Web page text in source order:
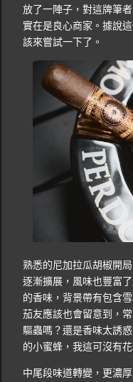
放了一陣子，對這牌筆
實在是良心商家。據說
該來嘗試一下了。
熟悉的尼加拉瓜胡椒開
逐漸擴展，風味也豐富
的香味，背景帶有包含
茄友應該也會留意到，
驅蟲嗎？還是香味太誘
的小蜜蜂，我這可沒有
中尾段味道轉變，更濃